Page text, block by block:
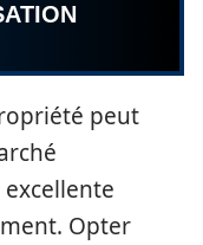
peut
Opter